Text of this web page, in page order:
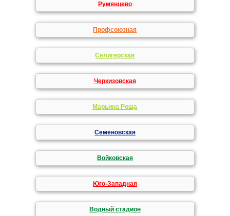
Румянцево
Профсоюзная
Селигерская
Черкизовская
Марьина Роща
Семеновская
Войковская
Юго-Западная
Водный стадион